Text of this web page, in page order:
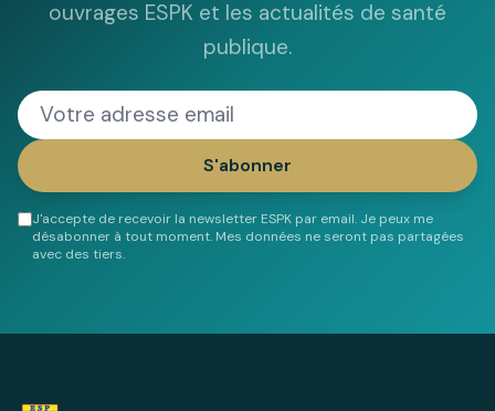
ouvrages ESPK et les actualités de santé
publique.
S'abonner
J'accepte de recevoir la newsletter ESPK par email. Je peux me
désabonner à tout moment. Mes données ne seront pas partagées
avec des tiers.